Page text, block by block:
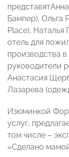
Бампер), Ольга
Place), Наталья
отель для
производства
руководители
Анастасия
Лазарева
Изюминкой
услуг,
том числе –
«Сделано